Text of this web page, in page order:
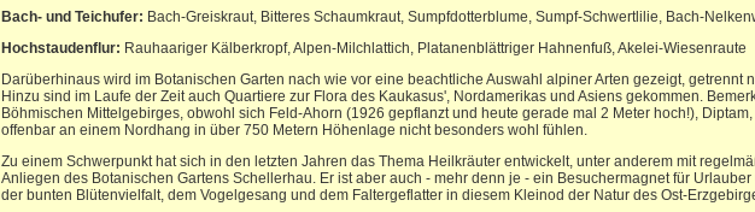
Bach- und Teichufer: Bach-Greiskraut, Bitteres Schaumkraut, Sumpfdotterblume, Sumpf-Schwertlilie, Bach-
Hochstaudenflur: Rauhaariger Kälberkropf, Alpen-Milchlattich, Platanenblättriger Hahnenfuß, Akelei-Wiesenraute
Darüberhinaus wird im Botanischen Garten nach wie vor eine beachtliche Auswahl alpiner Arten gezeigt, getrennt
Hinzu sind im Laufe der Zeit auch Quartiere zur Flora des Kaukasus', Nordamerikas und Asiens gekommen.
Böhmischen Mittelgebirges, obwohl sich Feld-Ahorn (1926 gepflanzt und heute gerade mal 2 Meter hoch!),
offenbar an einem Nordhang in über 750 Metern Höhenlage nicht besonders wohl fühlen.
Zu einem Schwerpunkt hat sich in den letzten Jahren das Thema Heilkräuter entwickelt, unter anderem mit
Anliegen des Botanischen Gartens Schellerhau. Er ist aber auch - mehr denn je - ein Besuchermagnet für
der bunten Blütenvielfalt, dem Vogelgesang und dem Faltergeflatter in diesem Kleinod der Natur des Ost-